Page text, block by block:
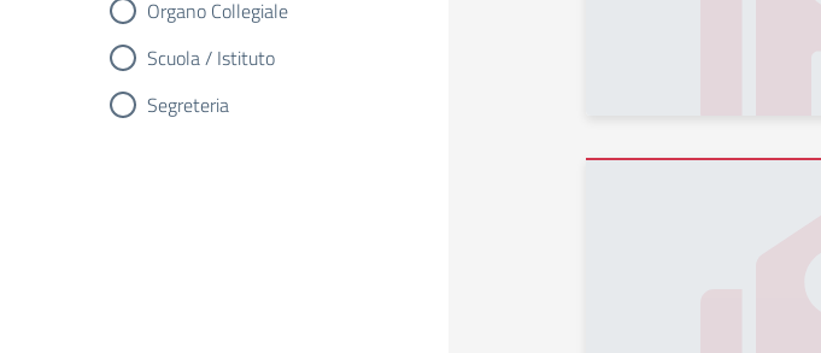
Organo Collegiale
Scuola / Istituto
Segreteria